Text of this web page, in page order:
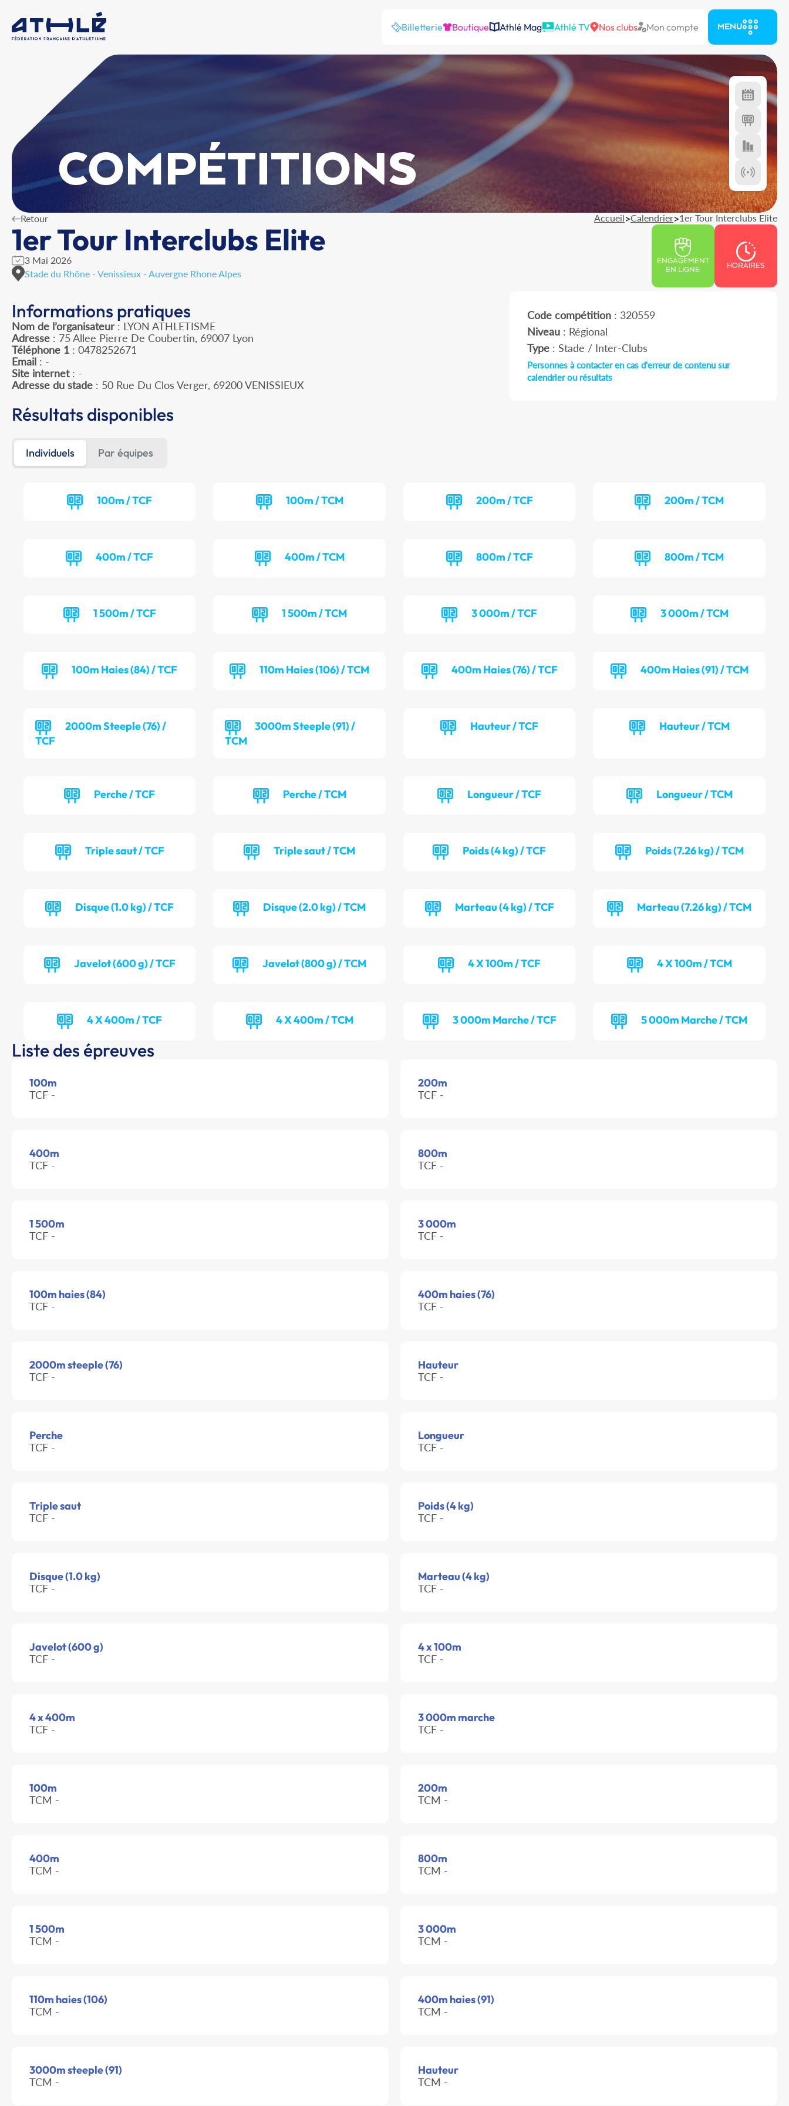
Billetterie Boutique Athlé Mag Athlé TV Nos clubs Mon compte MENU
COMPÉTITIONS
Retour Accueil>Calendrier>1er Tour Interclubs Elite
1er Tour Interclubs Elite
3 Mai 2026
Stade du Rhône - Venissieux - Auvergne Rhone Alpes
ENGAGEMENT
EN LIGNE
HORAIRES
Informations pratiques
Nom de l’organisateur : LYON ATHLETISME
Adresse : 75 Allee Pierre De Coubertin, 69007 Lyon
Téléphone 1 : 0478252671
Email : -
Site internet: -
Adresse du stade : 50 Rue Du Clos Verger, 69200 VENISSIEUX
Code compétition: 320559
Niveau: Régional
Type: Stade / Inter-Clubs
Personnes à contacter en cas d'erreur de contenu sur
calendrier ou résultats
Résultats disponibles
Individuels Par équipes
100m / TCF 100m / TCM 200m / TCF 200m / TCM
400m / TCF 400m / TCM 800m / TCF 800m / TCM
1 500m / TCF 1 500m / TCM 3 000m / TCF 3 000m / TCM
100m Haies (84) / TCF 110m Haies (106) / TCM 400m Haies (76) / TCF 400m Haies (91) / TCM
2000m Steeple (76) /
TCF
3000m Steeple (91) /
TCM
Hauteur / TCF Hauteur / TCM
Perche / TCF Perche / TCM Longueur / TCF Longueur / TCM
Triple saut / TCF Triple saut / TCM Poids (4 kg) / TCF Poids (7.26 kg) / TCM
Disque (1.0 kg) / TCF Disque (2.0 kg) / TCM Marteau (4 kg) / TCF Marteau (7.26 kg) / TCM
Javelot (600 g) / TCF Javelot (800 g) / TCM 4 X 100m / TCF 4 X 100m / TCM
4 X 400m / TCF 4 X 400m / TCM 3 000m Marche / TCF 5 000m Marche / TCM
Liste des épreuves
100m
TCF -
200m
TCF -
400m
TCF -
800m
TCF -
1 500m
TCF -
3 000m
TCF -
100m haies (84)
TCF -
400m haies (76)
TCF -
2000m steeple (76)
TCF -
Hauteur
TCF -
Perche
TCF -
Longueur
TCF -
Triple saut
TCF -
Poids (4 kg)
TCF -
Disque (1.0 kg)
TCF -
Marteau (4 kg)
TCF -
Javelot (600 g)
TCF -
4 x 100m
TCF -
4 x 400m
TCF -
3 000m marche
TCF -
100m
TCM -
200m
TCM -
400m
TCM -
800m
TCM -
1 500m
TCM -
3 000m
TCM -
110m haies (106)
TCM -
400m haies (91)
TCM -
3000m steeple (91)
TCM -
Hauteur
TCM -